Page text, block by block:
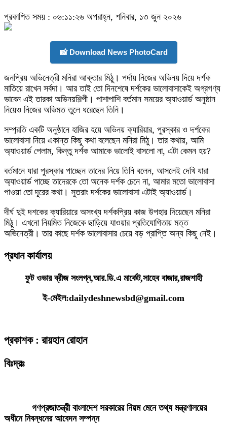
প্রকাশিত সময় : ০৬:১১:২৬ অপরাহ্ন, শনিবার, ১৩ জুন ২০২৬
📸 Download News PhotoCard
জনপ্রিয় অভিনেত্রী মনিরা আক্তার মিঠু। পর্দায় নিজের অভিনয় দিয়ে দর্শক
মাতিয়ে রাখেন সর্বদা। আর তাই তো দিনশেষে দর্শকের ভালোবাসাকেই অগ্রগণ্য
ভাবেন এই তারকা অভিনয়শিল্পী। পাশাপাশি বর্তমান সময়ের অ্যাওয়ার্ড অনুষ্ঠান
নিয়েও নিজের অভিমত তুলে ধরেছেন তিনি।
সম্প্রতি একটি অনুষ্ঠানে হাজির হয়ে অভিনয় ক্যারিয়ার, পুরস্কার ও দর্শকের
ভালোবাসা নিয়ে একান্ত কিছু কথা বলেছেন মনিরা মিঠু। তার কথায়, আমি
অ্যাওয়ার্ড পেলাম, কিন্তু দর্শক আমাকে ভালোই বাসলো না, এটা কেমন হয়?
বর্তমানে যারা পুরস্কার পাচ্ছেন তাদের নিয়ে তিনি বলেন, আসলেই দেখি যারা
অ্যাওয়ার্ড পাচ্ছে তাদেরকে তো অনেক দর্শক চেনে না, আমার মতো ভালোবাসা
পাওয়া তো দূরের কথা। সুতরাং দর্শকের ভালোবাসা এটাই অ্যাওয়ার্ড।
দীর্ঘ দুই দশকের ক্যারিয়ারে অসংখ্য দর্শকপ্রিয় কাজ উপহার দিয়েছেন মনিরা
মিঠু। এখনো নিয়মিত নিজেকে ছাড়িয়ে যাওয়ার প্রতিযোগিতায় মত্ত
অভিনেত্রী। তার কাছে দর্শক ভালোবাসার চেয়ে বড় প্রাপ্তি অন্য কিছু নেই।
প্রধান কার্যালয়
ফুট ওভার ব্রীজ সংলগ্ন,আর.ডি.এ মার্কেট,সাহেব বাজার,রাজশাহী
ই-মেইল:dailydeshnewsbd@gmail.com
প্রকাশক : রায়হান রোহান
বিঃদ্রঃ
গণপ্রজাতন্ত্রী বাংলাদেশ সরকারের নিয়ম মেনে তথ্য মন্ত্রণালয়ের
অধীনে নিবন্ধনের আবেদন সম্পন্ন